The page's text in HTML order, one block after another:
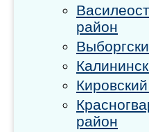
район
район